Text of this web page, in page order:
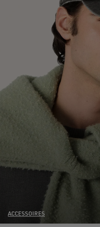
ACCESSOIRES